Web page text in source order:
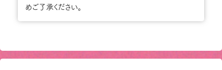
めご了承ください。